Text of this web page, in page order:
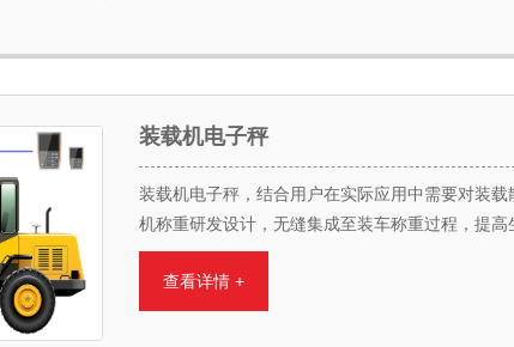
装载机电子秤
装载机电子秤，结合用户在实际应用中需要对装
机称重研发设计，无缝集成至装车称重过程，提高
查看详情 +